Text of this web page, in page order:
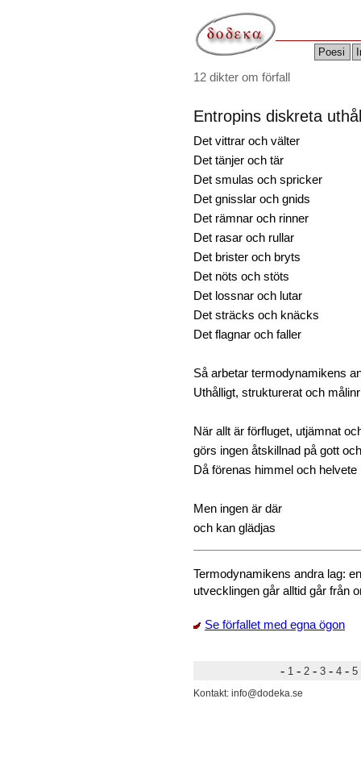
Poesi
12 dikter om förfall
Entropins diskreta
Det vittrar och välter
Det tänjer och tär
Det smulas och spricker
Det gnisslar och gnids
Det rämnar och rinner
Det rasar och rullar
Det brister och bryts
Det nöts och stöts
Det lossnar och lutar
Det sträcks och knäcks
Det flagnar och faller
Så arbetar termodynamikens
Uthålligt, strukturerat och
När allt är förfluget, utjämnat
görs ingen åtskillnad på gott
Då förenas himmel och helvete
Men ingen är där
och kan glädjas
Termodynamikens andra lag:
utvecklingen går alltid går från
Se förfallet med egna ögon
-1 -2 -3 -4 -5
Kontakt: info@dodeka.se